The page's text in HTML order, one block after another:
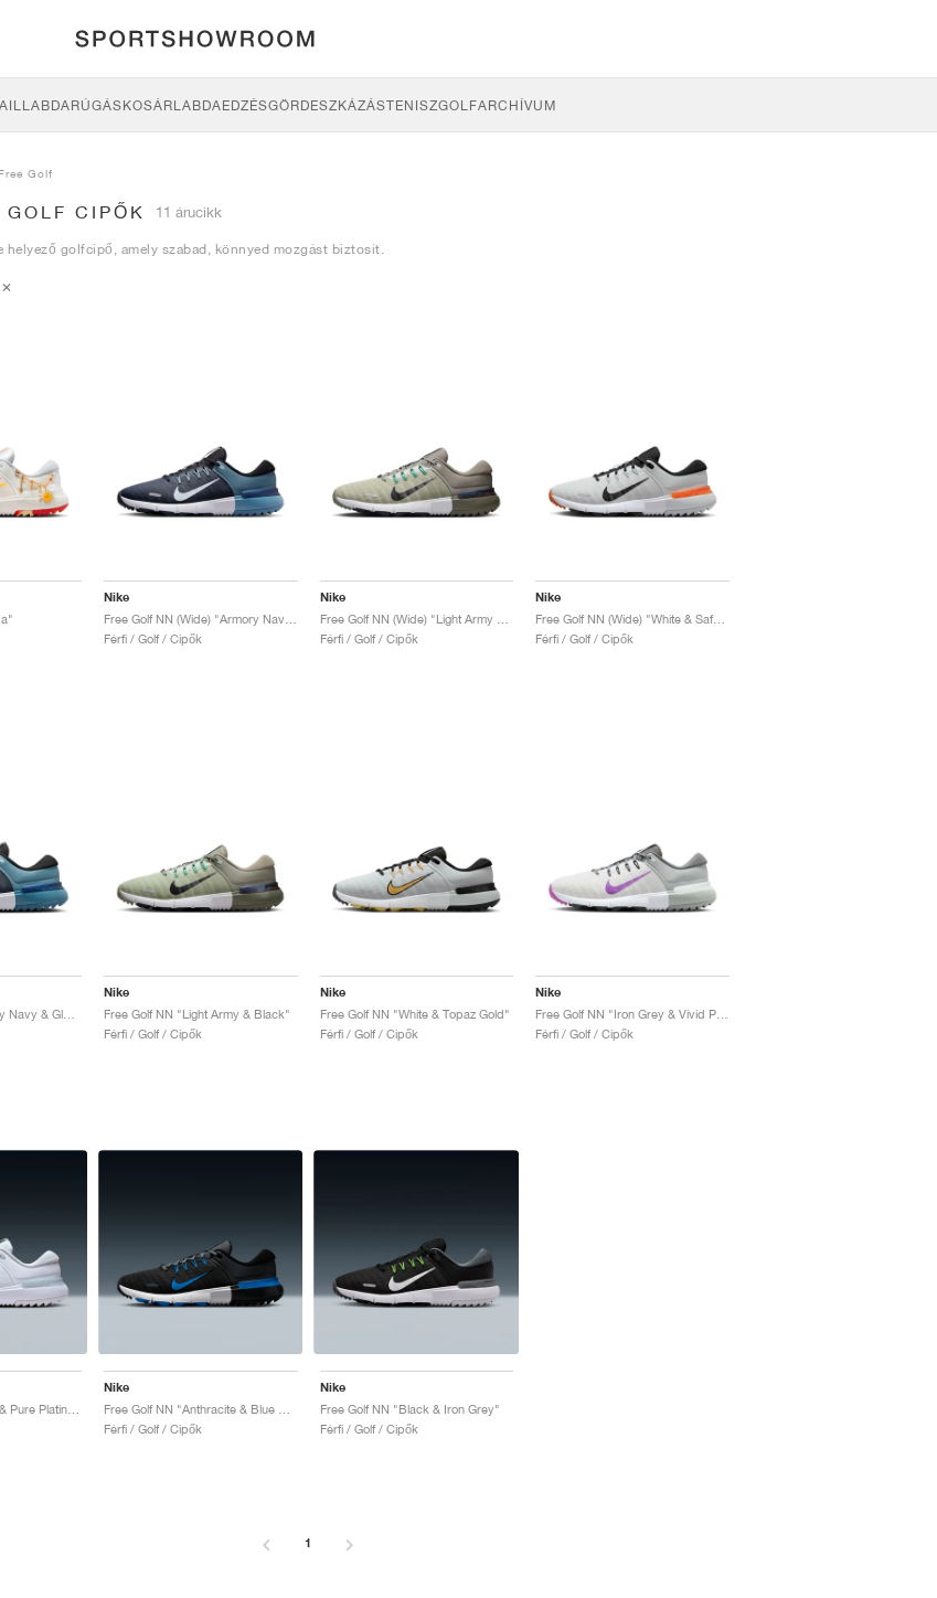
LABDARÚGÁSKOSÁRLABDAEDZÉSGÖRDESZKÁZÁSTENISZGOLFARCHÍVUM
Free Golf
CIPŐK 11 árucikk
helyező golfcipő, amely szabad, könnyed mozgást biztosít.
Nike
Férfi / Golf / Cipők
Nike
Férfi / Golf / Cipők
Nike
Free Golf NN (Wide) "White & Safety Orange"
Férfi / Golf / Cipők
Nike
Free Golf NN "Light Army & Black"
Férfi / Golf / Cipők
Nike
Free Golf NN "White & Topaz Gold"
Férfi / Golf / Cipők
Nike
Férfi / Golf / Cipők
Nike
Férfi / Golf / Cipők
Nike
Free Golf NN "Black & Iron Grey"
Férfi / Golf / Cipők
1